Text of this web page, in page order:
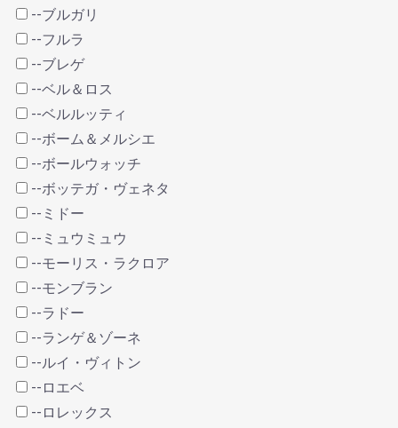
--ブルガリ
--フルラ
--ブレゲ
--ベル＆ロス
--ベルルッティ
--ボーム＆メルシエ
--ボールウォッチ
--ボッテガ・ヴェネタ
--ミドー
--ミュウミュウ
--モーリス・ラクロア
--モンブラン
--ラドー
--ランゲ＆ゾーネ
--ルイ・ヴィトン
--ロエベ
--ロレックス